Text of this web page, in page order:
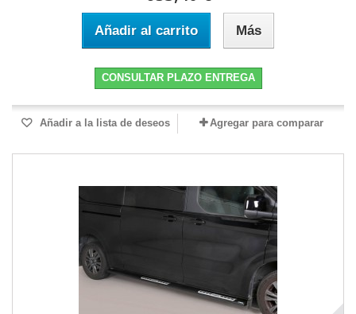
Añadir al carrito Más
CONSULTAR PLAZO ENTREGA
Añadir a la lista de deseos Agregar para comparar